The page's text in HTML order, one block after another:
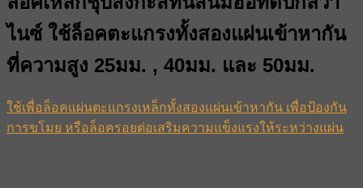
ไนซ์ ใช้ล็อคตะแกรงทั้งสองแผ่นเข้าหากัน
ที่ความสูง 25มม. , 40มม. และ 50มม.
ใช้เพื่อล็อคแผ่นตะแกรงเหล็กทั้งสองแผ่นเข้าหากัน เพื่อป้องกัน
การขโมย หรือล็อครอยต่อเสริมความแข็งแรงให้ระหว่างแผ่น